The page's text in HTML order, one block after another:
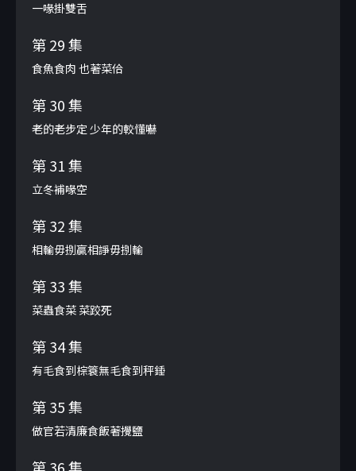
一喙掛雙舌
第 29 集
食魚食肉 也著菜佮
第 30 集
老的老步定 少年的較懂嚇
第 31 集
立冬補喙空
第 32 集
相輸毋捌贏相諍毋捌輸
第 33 集
菜蟲食菜 菜跤死
第 34 集
有毛食到棕簑無毛食到秤錘
第 35 集
做官若清廉食飯著攪鹽
第 36 集